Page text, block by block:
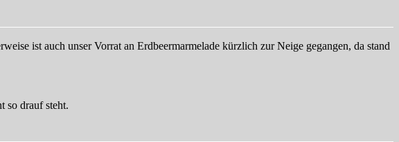
ist auch unser Vorrat an Erdbeermarmelade kürzlich zur Neige gegangen, da stand
so drauf steht.